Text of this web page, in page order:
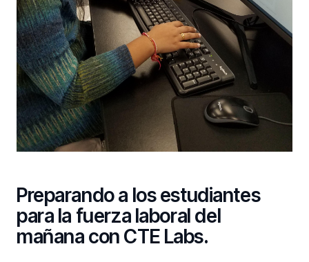
Preparando a los estudiantes
para la fuerza laboral del
mañana con CTE Labs.